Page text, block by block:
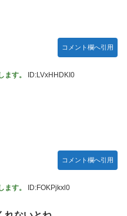
コメント欄へ引用
す。 ID:LVxHHDKI0
コメント欄へ引用
す。 ID:FOKPjkxl0